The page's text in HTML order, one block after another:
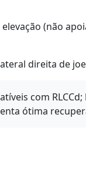
(não
direita de
com
ótima